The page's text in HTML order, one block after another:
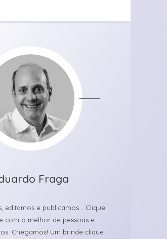
Fraga
editamos e publicamos... Clique
com o melhor de pessoas e
Chegamos! Um brinde clique